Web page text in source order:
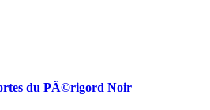
du PÃ©rigord Noir